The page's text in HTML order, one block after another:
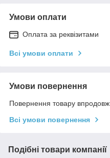
Умови оплати
Оплата за реквізитами
Всі умови оплати
Умови повернення
Повернення товару
Всі умови повернення
Подібні товари компанії